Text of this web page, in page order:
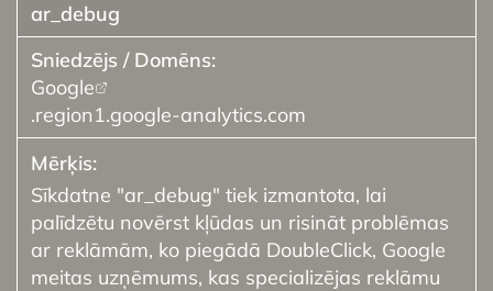
ar_debug
Google
.region1.google-analytics.com
Sīkdatne "ar_debug" tiek izmantota, lai
palīdzētu novērst kļūdas un risināt problēmas
ar reklāmām, ko piegādā DoubleClick, Google
meitas uzņēmums, kas specializējas reklāmu